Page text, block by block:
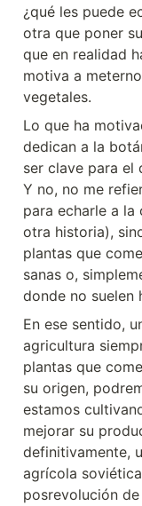
¿qué les puede
otra que poner
que en realidad
motiva a
vegetales.
Lo que ha
dedican a la
ser clave para el
Y no, no me
para echarle a la
otra historia),
plantas que
sanas o,
donde no suelen
En ese sentido,
agricultura
plantas que
su origen,
estamos
mejorar su
definitivamente,
agrícola
posrevolución